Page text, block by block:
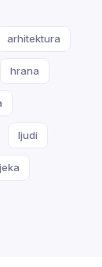
arhitektura
hrana
ljudi